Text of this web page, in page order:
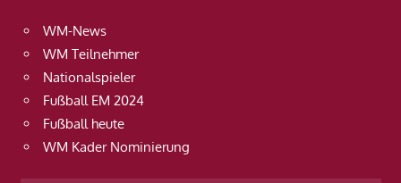
WM-News
WM Teilnehmer
Nationalspieler
Fußball EM 2024
Fußball heute
WM Kader Nominierung